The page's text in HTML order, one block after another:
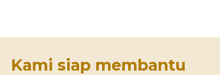
Kami siap membantu